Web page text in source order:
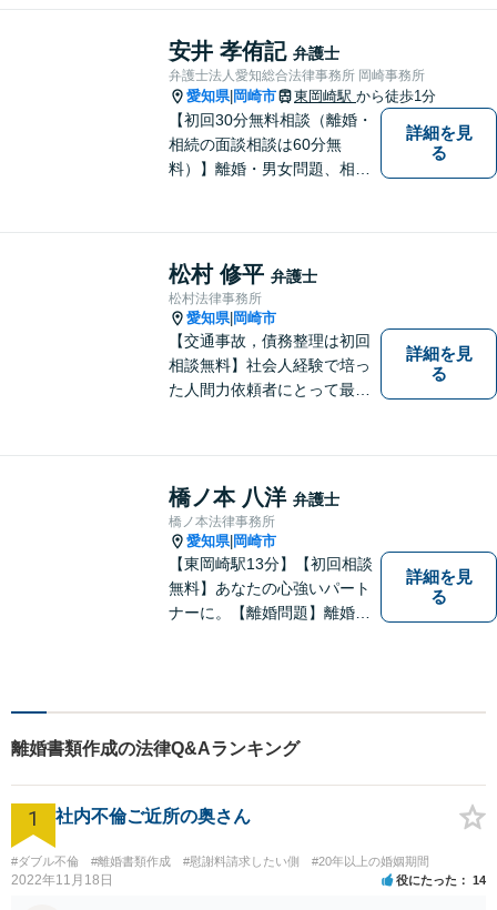
ら、お早めにご相談くださ
い。【JR在来線「刈谷駅」4
分】【駐車場あり】
安井 孝侑記 弁護士
弁護士法人愛知総合法律事務所 岡崎事務所
愛知県| 岡崎市 東岡崎駅 から徒歩1分
【初回30分無料相談（離婚・
相続の面談相談は60分無
料）】離婚・男女問題、相
り。】【土日対応（要予
約）】
詳細を見
る
松村 修平 弁護士
松村法律事務所
愛知県| 岡崎市
【交通事故，債務整理は初回
相談無料】社会人経験で培っ
た人間力依頼者にとって最大
を追求する弁護士です。
詳細を見
る
橋ノ本 八洋 弁護士
橋ノ本法律事務所
愛知県| 岡崎市
【東岡崎駅13分】【初回相談
無料】あなたの心強いパート
ナーに。【離婚問題】離婚協
【交通事故】相談実績多数！
はお任せください
詳細を見
る
離婚書類作成の法律Q&Aランキング
1 社内不倫ご近所の奥さん
#ダブル不倫 #離婚書類作成 #慰謝料請求したい側 #20年以上の婚姻期間
2022年11月18日 役にたった 14